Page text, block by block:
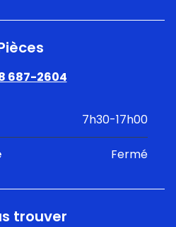
687-2604
7h30-17h00
Fermé
trouver